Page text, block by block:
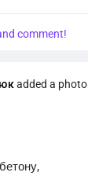
comment!
added a photo